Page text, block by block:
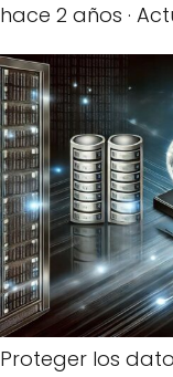
hace 2 años ·
Proteger los